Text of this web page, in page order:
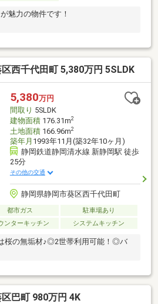
魅力の物件です！
西千代田町 5,380万円 5SLDK
5,380万円
間取り 5SLDK
建物面積176.31m2
土地面積166.96m2
築年月 1993年11月(築32年10ヶ月)
静岡鉄道静岡清水線 新静岡駅 徒歩
25分
その他の交通
静岡県静岡市葵区西千代田町
都市ガス
駐車場あり
ンターキッチン システムキッチン
桜の無垢材♪◎2世帯利用可能！◎バ
巴町 980万円 4K